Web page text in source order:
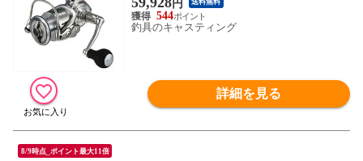
円
544
釣具のキャスティング
詳細を見る
8/9時点_ポイント最大11倍